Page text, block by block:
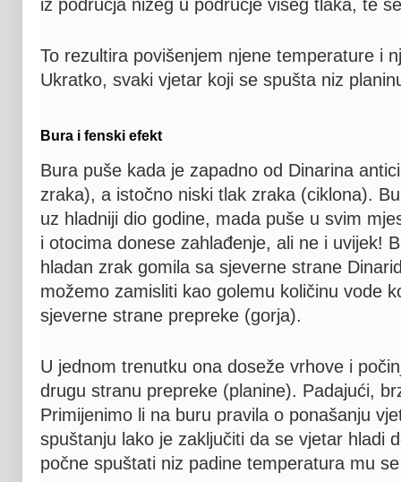
iz područja nižeg u područje višeg tlaka, te
To rezultira povišenjem njene temperature i
Ukratko, svaki vjetar koji se spušta niz
Bura i fenski efekt
Bura puše kada je zapadno od Dinarina
zraka), a istočno niski tlak zraka (ciklona).
uz hladniji dio godine, mada puše u svim
i otocima donese zahlađenje, ali ne i uvijek!
hladan zrak gomila sa sjeverne strane
možemo zamisliti kao golemu količinu vode
sjeverne strane prepreke (gorja).
U jednom trenutku ona doseže vrhove i
drugu stranu prepreke (planine). Padajući,
Primijenimo li na buru pravila o ponašanju
spuštanju lako je zaključiti da se vjetar hladi
počne spuštati niz padine temperatura mu